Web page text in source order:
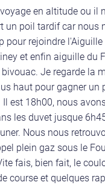
en altitude ou
poil tardif car
rejoindre
et enfin aiguille
Je regarde la
haut pour gagner
est 18h00, nous
les duvet jusque
Nous nous
plein gaz sous le
fais, bien fait, le
course et quelques